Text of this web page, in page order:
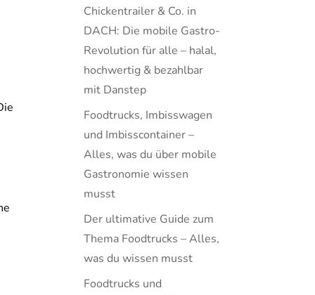
Chickentrailer & Co. in
DACH: Die mobile Gastro-
Revolution für alle – halal,
hochwertig & bezahlbar
mit Danstep
Foodtrucks, Imbisswagen
und Imbisscontainer –
Alles, was du über mobile
Gastronomie wissen
musst
Der ultimative Guide zum
Thema Foodtrucks – Alles,
was du wissen musst
Foodtrucks und